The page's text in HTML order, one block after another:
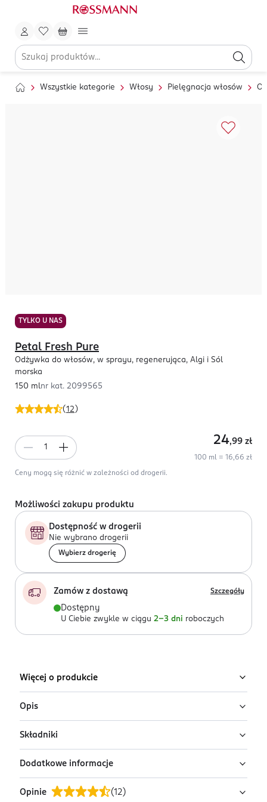
Wszystkie kategorie Włosy Pielęgnacja włosów
TYLKO U NAS
(12 )
Petal Fresh Pure
Odżywka do włosów, w sprayu, regenerująca, Algi i Sól
morska
150 mlnr kat. 2099565
24,99 zł
100 ml = 16,66 zł
Ceny mogą się różnić w zależności od drogerii.
Możliwości zakupu produktu
Dostępność w drogerii
Nie wybrano drogerii
Wybierz drogerię
Zamów z dostawą Szczegóły
Dostępny
U Ciebie zwykle w ciągu 2-3 dni roboczych
Więcej o produkcie
Opis
Odżywka wzmacniająca skręt loków Petal
Fresh Pure Regenerating Seaweed & Sea
Salt
Naturalna odżywka bez spłukiwania z algami i solą
morską, która regeneruje, wzmacnia oraz nawilża
Składniki
Ingredients: : AQUA, SODIUM CHLORIDE, MAGNESIUM
SULFATE, GLYCERIN, FUCUS VESICULOSUS EXTRACT,
CETRIMONIUM CHLORIDE, XYLITOL, SORBITOL,
Dodatkowe informacje
PRZYGOTOWANIE I STOSOWANIE
Opinie (12 )